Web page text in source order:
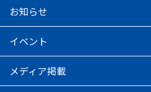
お知らせ
イベント
メディア掲載